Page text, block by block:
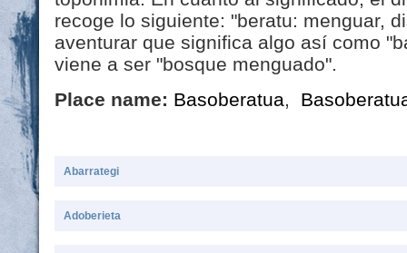
recoge lo siguiente: "beratu: menguar,
aventurar que significa algo así como
viene a ser "bosque menguado".
Place name: Basoberatua,
Abarrategi
Adoberieta